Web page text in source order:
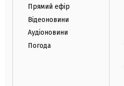
Прямий ефір
Відеоновини
Аудіоновини
Погода